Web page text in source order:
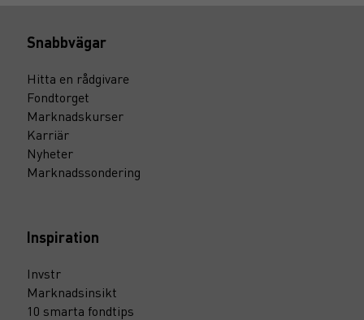
Snabbvägar
Hitta en rådgivare
Fondtorget
Marknadskurser
Karriär
Nyheter
Marknadssondering
Inspiration
Invstr
Marknadsinsikt
10 smarta fondtips